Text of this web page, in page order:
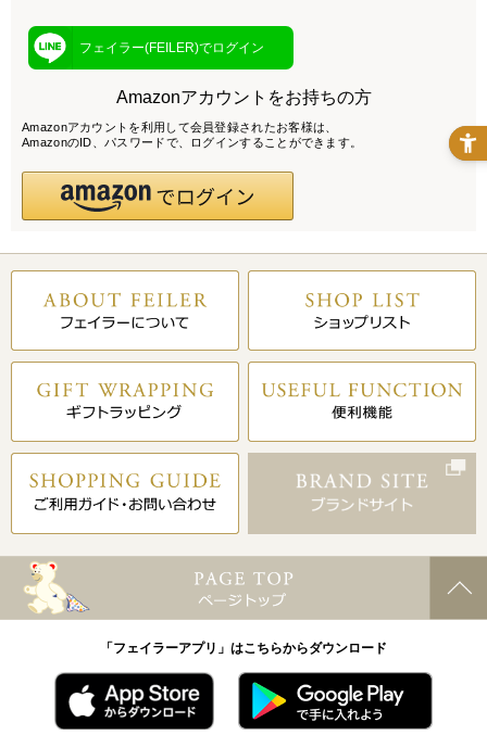
フェイラー(FEILER)でログイン
Amazonアカウントをお持ちの方
Amazonアカウントを利用して会員登録されたお客様は、
AmazonのID、パスワードで、ログインすることができます。
「フェイラーアプリ」はこちらからダウンロード